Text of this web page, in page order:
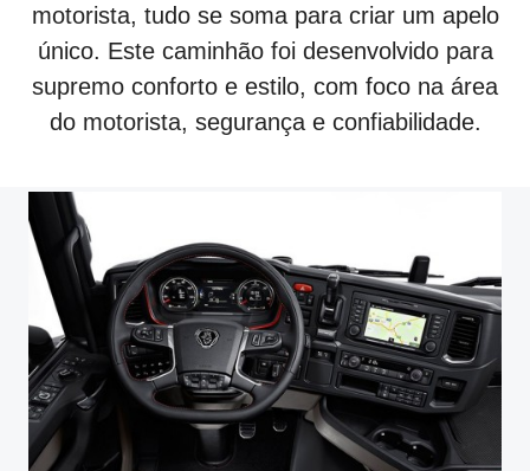
motorista, tudo se soma para criar um apelo
único. Este caminhão foi desenvolvido para
supremo conforto e estilo, com foco na área
do motorista, segurança e confiabilidade.